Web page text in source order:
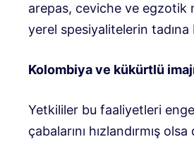
arepas, ceviche ve egzotik
yerel spesiyalitelerin tadına
Kolombiya ve kükürtlü
Yetkililer bu faaliyetleri
çabalarını hızlandırmış